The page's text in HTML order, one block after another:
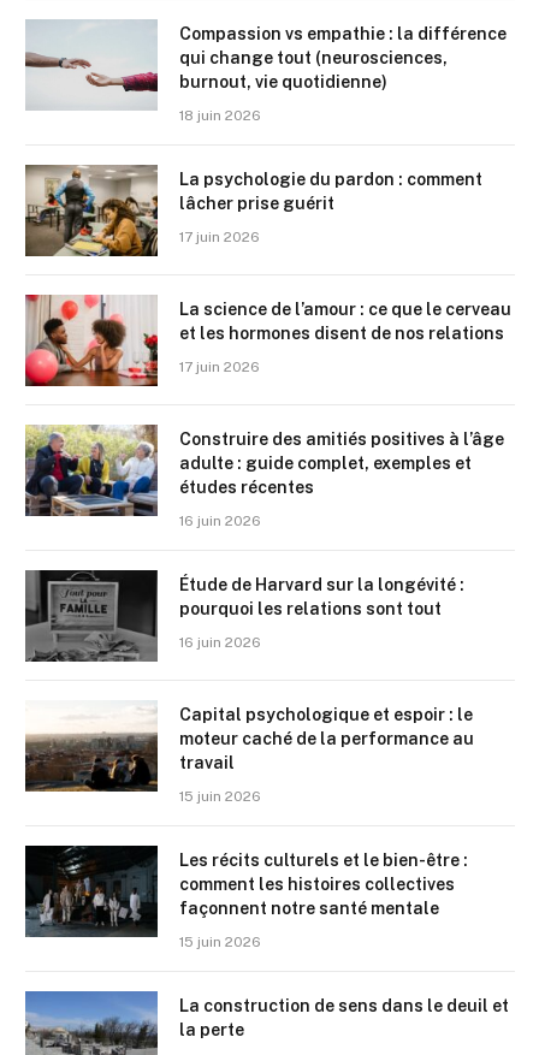
Compassion vs empathie : la différence
qui change tout (neurosciences,
burnout, vie quotidienne)
18 juin 2026
La psychologie du pardon : comment
lâcher prise guérit
17 juin 2026
La science de l’amour : ce que le cerveau
et les hormones disent de nos relations
17 juin 2026
Construire des amitiés positives à l’âge
adulte : guide complet, exemples et
études récentes
16 juin 2026
Étude de Harvard sur la longévité :
pourquoi les relations sont tout
16 juin 2026
Capital psychologique et espoir : le
moteur caché de la performance au
travail
15 juin 2026
Les récits culturels et le bien-être :
comment les histoires collectives
façonnent notre santé mentale
15 juin 2026
La construction de sens dans le deuil et
la perte